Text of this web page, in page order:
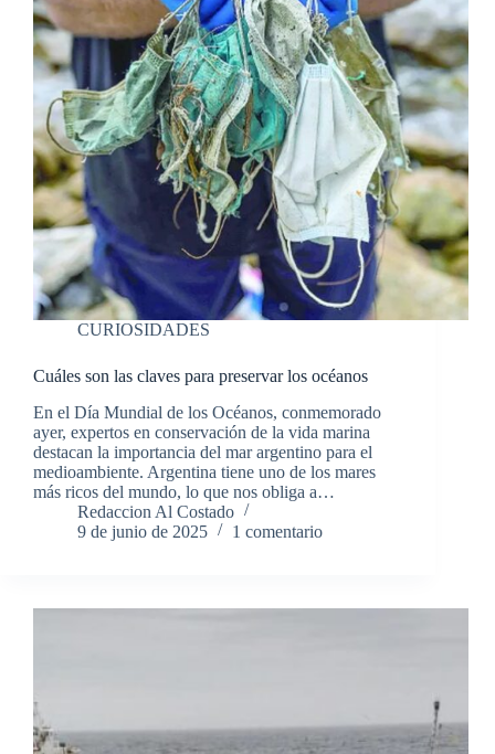
CURIOSIDADES
Cuáles son las claves para preservar los océanos
En el Día Mundial de los Océanos, conmemorado
ayer, expertos en conservación de la vida marina
destacan la importancia del mar argentino para el
medioambiente. Argentina tiene uno de los mares
más ricos del mundo, lo que nos obliga a…
Redaccion Al Costado
9 de junio de 2025
1 comentario